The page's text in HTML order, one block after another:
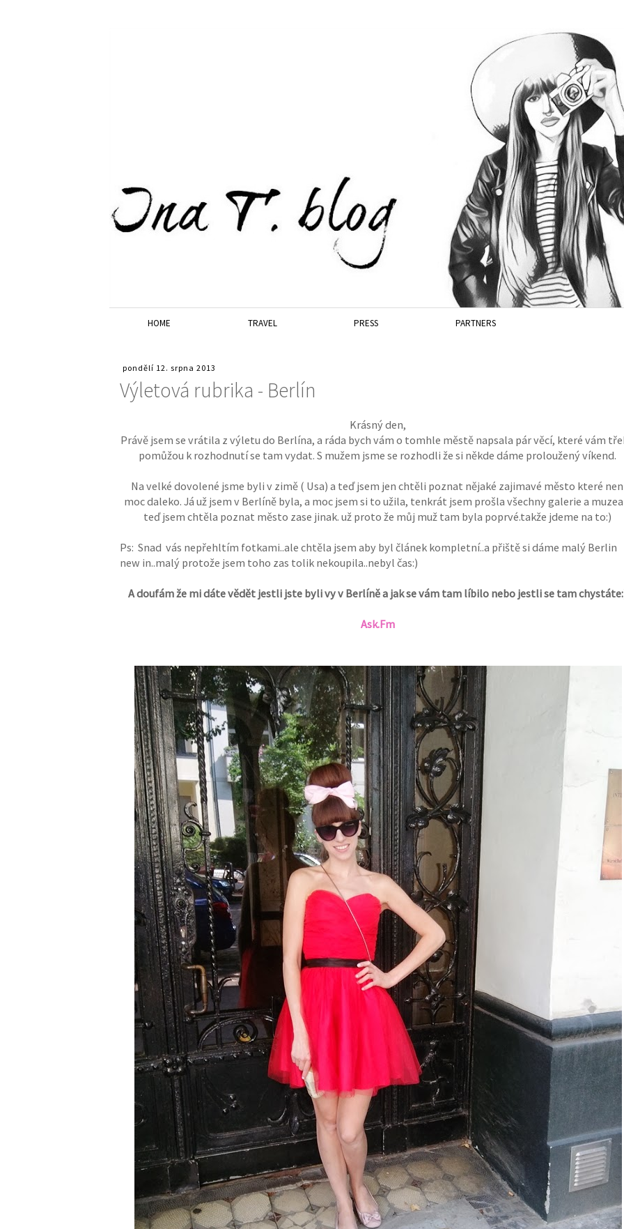
HOME TRAVEL PRESS PARTNERS
pondělí 12. srpna 2013
Výletová rubrika - Berlín
Krásný den,
Právě jsem se vrátila z výletu do Berlína, a ráda bych vám o tomhle městě napsala pár věcí, které vám
pomůžou k rozhodnutí se tam vydat. S mužem jsme se rozhodli že si někde dáme proloužený víkend.
Na velké dovolené jsme byli v zimě ( Usa) a teď jsem jen chtěli poznat nějaké zajimavé město které
moc daleko. Já už jsem v Berlíně byla, a moc jsem si to užila, tenkrát jsem prošla všechny galerie a
teď jsem chtěla poznat město zase jinak. už proto že můj muž tam byla poprvé.takže jdeme na to:)
Ps: Snad vás nepřehltím fotkami..ale chtěla jsem aby byl článek kompletní..a přiště si dáme malý Berlin
new in..malý protože jsem toho zas tolik nekoupila..nebyl čas:)
A doufám že mi dáte vědět jestli jste byli vy v Berlíně a jak se vám tam líbilo nebo jestli se tam
Ask.Fm